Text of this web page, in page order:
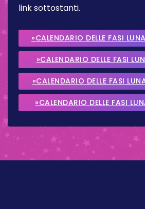
link sottostanti.
»CALENDARIO DELLE FASI
»CALENDARIO DELLE FASI
2026
»CALENDARIO DELLE FASI
2026
»CALENDARIO DELLE FASI